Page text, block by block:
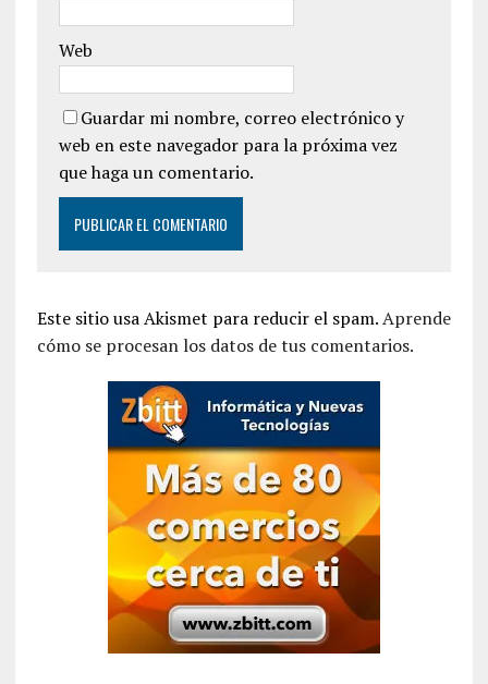
Web
Guardar mi nombre, correo electrónico y
web en este navegador para la próxima vez
que haga un comentario.
Este sitio usa Akismet para reducir el spam.Aprende
cómo se procesan los datos de tus comentarios.